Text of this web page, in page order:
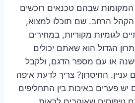
שבהם טכנאים רוכשים
הרחב. שם תוכלו למצוא,
לגומיות מקוריות, במחירים
הגדול הוא שאתם יכולים
או עם מספר הדגם, ולקבל
עניין. החיסרון? צריך לדעת איפה
יש פערים באיכות בין התחליפים